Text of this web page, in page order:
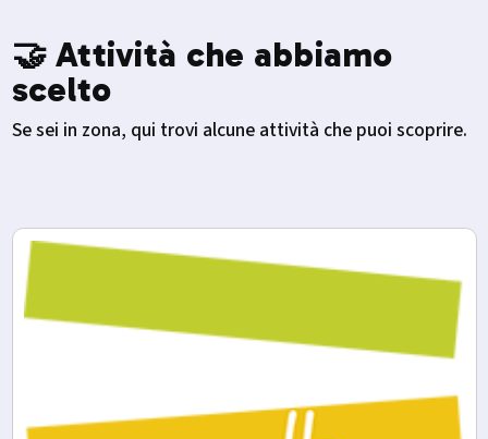
🤝 Attività che abbiamo
scelto
Se sei in zona, qui trovi alcune attività che puoi scoprire.